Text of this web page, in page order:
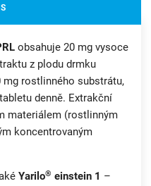
obsahuje 20 mg vysoce
z plodu drmku
mg rostlinného substrátu,
denně. Extrakční
materiálem (rostlinným
koncentrovaným
Yarilo® einstein 1 –